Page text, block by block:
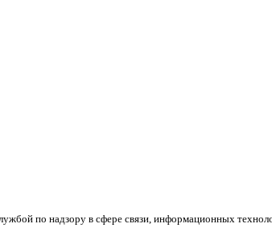
по надзору в сфере связи, информационных